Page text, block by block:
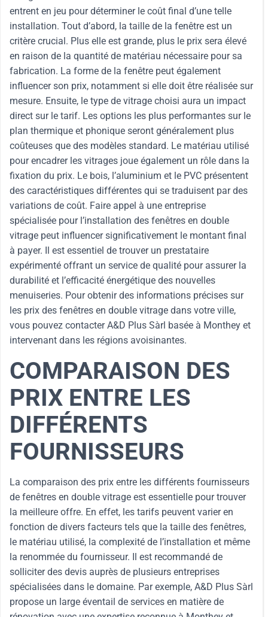
entrent en jeu pour déterminer le coût final d’une telle
installation. Tout d’abord, la taille de la fenêtre est un
critère crucial. Plus elle est grande, plus le prix sera élevé
en raison de la quantité de matériau nécessaire pour sa
fabrication. La forme de la fenêtre peut également
influencer son prix, notamment si elle doit être réalisée sur
mesure. Ensuite, le type de vitrage choisi aura un impact
direct sur le tarif. Les options les plus performantes sur le
plan thermique et phonique seront généralement plus
coûteuses que des modèles standard. Le matériau utilisé
pour encadrer les vitrages joue également un rôle dans la
fixation du prix. Le bois, l’aluminium et le PVC présentent
des caractéristiques différentes qui se traduisent par des
variations de coût. Faire appel à une entreprise
spécialisée pour l’installation des fenêtres en double
vitrage peut influencer significativement le montant final
à payer. Il est essentiel de trouver un prestataire
expérimenté offrant un service de qualité pour assurer la
durabilité et l’efficacité énergétique des nouvelles
menuiseries. Pour obtenir des informations précises sur
les prix des fenêtres en double vitrage dans votre ville,
vous pouvez contacter A&D Plus Sàrl basée à Monthey et
intervenant dans les régions avoisinantes.
COMPARAISON DES
PRIX ENTRE LES
DIFFÉRENTS
FOURNISSEURS
La comparaison des prix entre les différents fournisseurs
de fenêtres en double vitrage est essentielle pour trouver
la meilleure offre. En effet, les tarifs peuvent varier en
fonction de divers facteurs tels que la taille des fenêtres,
le matériau utilisé, la complexité de l’installation et même
la renommée du fournisseur. Il est recommandé de
solliciter des devis auprès de plusieurs entreprises
spécialisées dans le domaine. Par exemple, A&D Plus Sàrl
propose un large éventail de services en matière de